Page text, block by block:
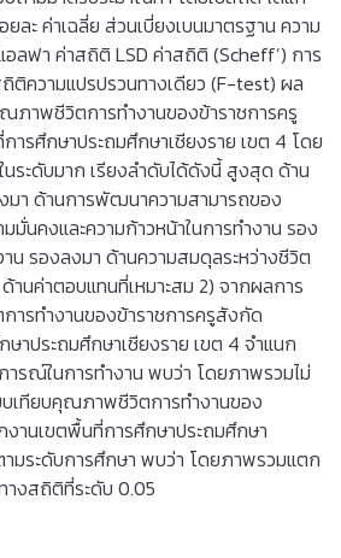
ละ ค่าเฉลี่ย ส่วนเบี่ยงเบนมาตรฐาน ความ
ลฟา ค่าสถิติ LSD ค่าสถิติ (Scheff’) การ
ความแปรปรวนทางเดียว (F-test) ผล
ภาพชีวิตการทำงานของข้าราชการครู
รศึกษาประถมศึกษาเชียงราย เขต 4 โดย
ระดับมาก เรียงลำดับได้ดังนี้ สูงสุด ด้าน
มา ด้านการพัฒนาความสามารถของ
มั่นคงและความก้าวหน้าในการทำงาน รอง
น รองลงมา ด้านความสมดุลระหว่างชีวิต
านค่าตอบแทนที่เหมาะสม 2) จากผลการ
รทำงานของข้าราชการครูสังกัด
าประถมศึกษาเชียงราย เขต 4 จำแนก
ารณ์ในการทำงาน พบว่า โดยภาพรวมไม่
เทียบคุณภาพชีวิตการทำงานของ
านเขตพื้นที่การศึกษาประถมศึกษา
ามระดับการศึกษา พบว่า โดยภาพรวมแตก
งสถิติที่ระดับ 0.05